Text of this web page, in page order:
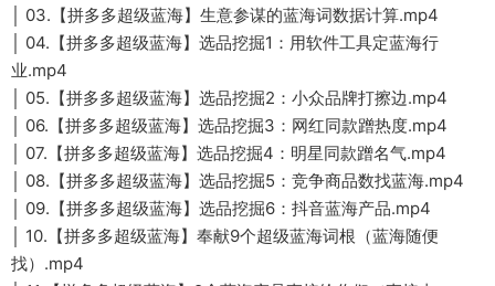
│ 03.【拼多多超级蓝海】生意参谋的蓝海词数据计算.mp4
│ 04.【拼多多超级蓝海】选品挖掘1：用软件工具定蓝海行
业.mp4
│ 05.【拼多多超级蓝海】选品挖掘2：小众品牌打擦边.mp4
│ 06.【拼多多超级蓝海】选品挖掘3：网红同款蹭热度.mp4
│ 07.【拼多多超级蓝海】选品挖掘4：明星同款蹭名气.mp4
│ 08.【拼多多超级蓝海】选品挖掘5：竞争商品数找蓝海.mp4
│ 09.【拼多多超级蓝海】选品挖掘6：抖音蓝海产品.mp4
│ 10.【拼多多超级蓝海】奉献9个超级蓝海词根（蓝海随便
找）.mp4